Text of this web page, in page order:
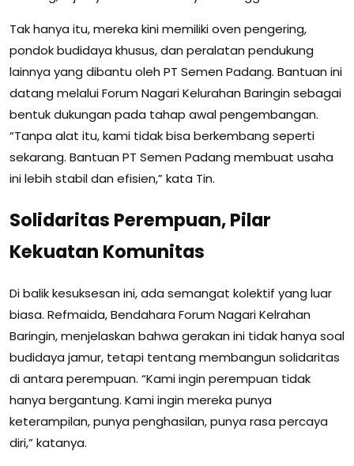
Tak hanya itu, mereka kini memiliki oven pengering,
pondok budidaya khusus, dan peralatan pendukung
lainnya yang dibantu oleh PT Semen Padang. Bantuan ini
datang melalui Forum Nagari Kelurahan Baringin sebagai
bentuk dukungan pada tahap awal pengembangan.
“Tanpa alat itu, kami tidak bisa berkembang seperti
sekarang. Bantuan PT Semen Padang membuat usaha
ini lebih stabil dan efisien,” kata Tin.
Solidaritas Perempuan, Pilar
Kekuatan Komunitas
Di balik kesuksesan ini, ada semangat kolektif yang luar
biasa. Refmaida, Bendahara Forum Nagari Kelrahan
Baringin, menjelaskan bahwa gerakan ini tidak hanya soal
budidaya jamur, tetapi tentang membangun solidaritas
di antara perempuan. “Kami ingin perempuan tidak
hanya bergantung. Kami ingin mereka punya
keterampilan, punya penghasilan, punya rasa percaya
diri,” katanya.